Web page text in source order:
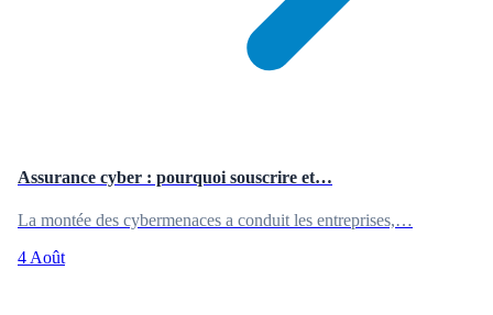
Assurance cyber : pourquoi souscrire et…
La montée des cybermenaces a conduit les entreprises,…
4 Août